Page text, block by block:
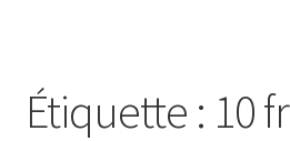
Étiquette : 10